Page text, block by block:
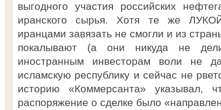
выгодного участия российских
иранского сырья. Хотя те же
иранцами завязать не смогли и из
покалывают (а они никуда не
иностранным инвесторам воли не
исламскую республику и сейчас не
историю «Коммерсанта» указывал,
распоряжение о сделке было